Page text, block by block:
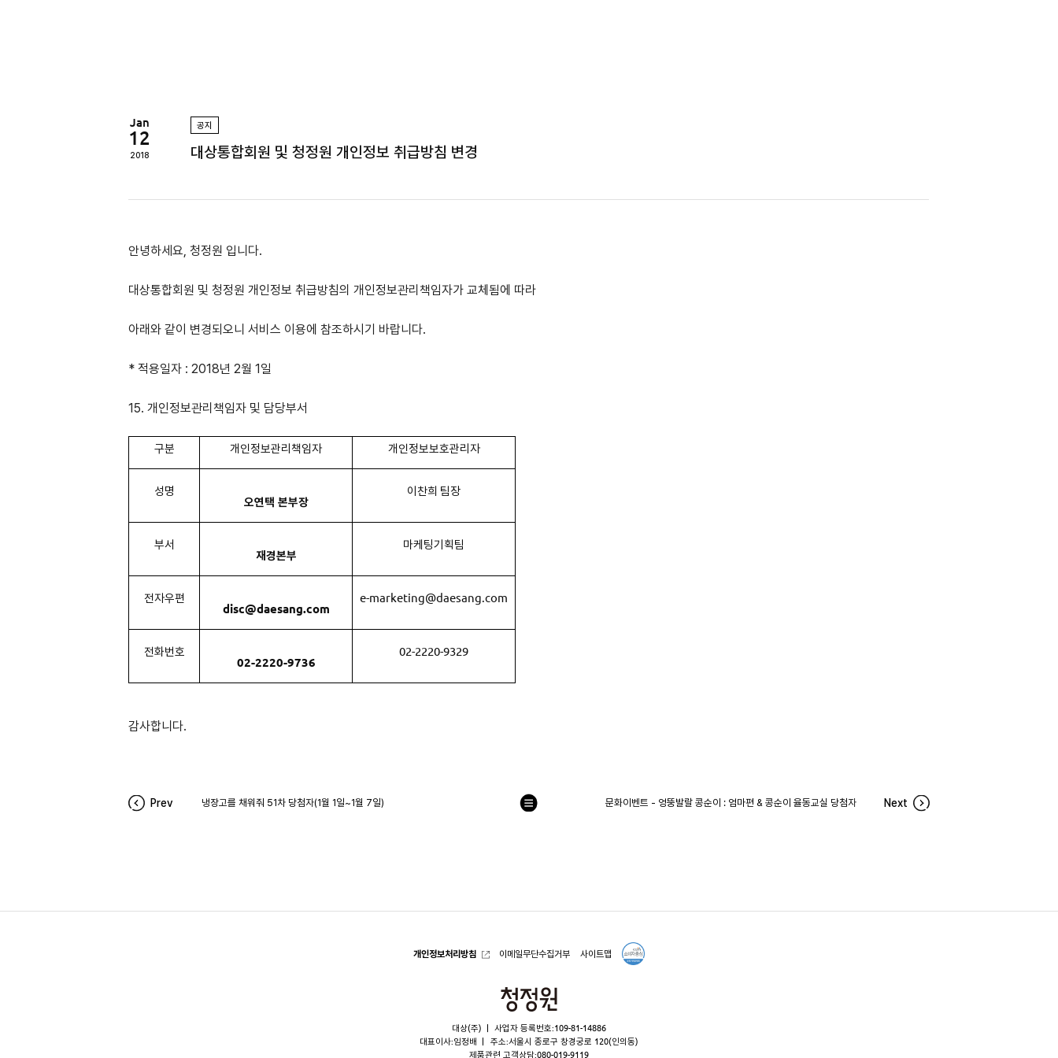
Jan
12
2018
공지
대상통합회원 및 청정원 개인정보 취급방침 변경
안녕하세요, 청정원 입니다.
대상통합회원 및 청정원 개인정보 취급방침의 개인정보관리책임자가 교체됨에 따라
아래와 같이 변경되오니 서비스 이용에 참조하시기 바랍니다.
* 적용일자 : 2018년 2월 1일
15. 개인정보관리책임자 및 담당부서
구분 개인정보관리책임자 개인정보보호관리자
성명
오연택 본부장
이찬희 팀장
부서
재경본부
마케팅기획팀
전자우편
disc@daesang.com
e-marketing@daesang.com
전화번호
02-2220-9736
02-2220-9329
감사합니다.
Prev 냉장고를 채워줘 51차 당첨자(1월 1일~1월 7일) 문화이벤트 - 엉뚱발랄 콩순이 : 엄마편 & 콩순이 율동교실 당첨자 Next
목
개인정보처리방침 이메일무단수집거부 사이트맵
청
원
대상(주)
사업자 등록번호:109-81-14886
대표이사:임정배
주소:서울시 종로구 창경궁로 120(인의동)
제품관련 고객상담:080-019-9119